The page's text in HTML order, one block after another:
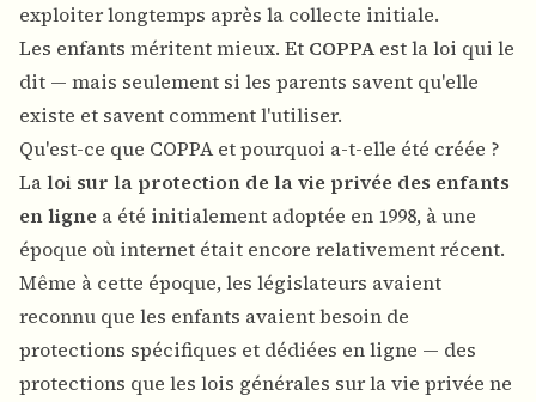
exploiter longtemps après la collecte initiale.
Les enfants méritent mieux. Et COPPAest la loi qui le
dit — mais seulement si les parents savent qu'elle
existe et savent comment l'utiliser.
Qu'est-ce que COPPA et pourquoi a-t-elle été créée ?
Laloi sur la protection de la vie privée des enfants
en ligne a été initialement adoptée en 1998, à une
époque où internet était encore relativement récent.
Même à cette époque, les législateurs avaient
reconnu que les enfants avaient besoin de
protections spécifiques et dédiées en ligne — des
protections que les lois générales sur la vie privée ne